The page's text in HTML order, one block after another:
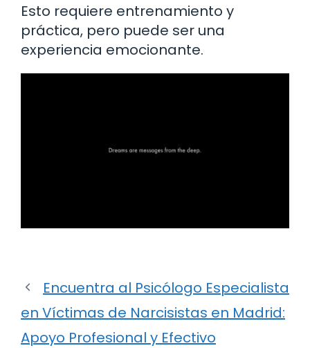
Esto requiere entrenamiento y
práctica, pero puede ser una
experiencia emocionante.
Encuentra al Psicólogo Especialista
en Víctimas de Narcisistas en Madrid:
Apoyo Profesional y Efectivo